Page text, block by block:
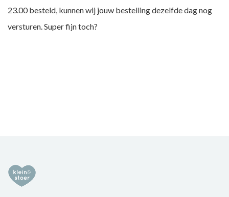
23.00 besteld, kunnen wij jouw bestelling dezelfde dag nog
versturen. Super fijn toch?